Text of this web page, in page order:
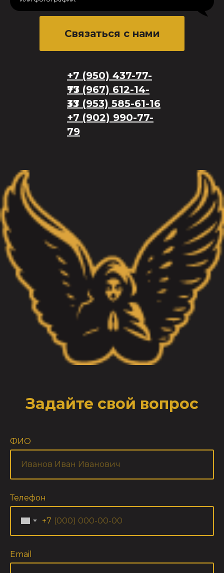
Связаться с нами
+7 (950) 437-77-
73
+7 (967) 612-14-
33
+7 (953) 585-61-16
+7 (902) 990-77-
79
Задайте свой вопрос
ФИО
Телефон
+7
Email